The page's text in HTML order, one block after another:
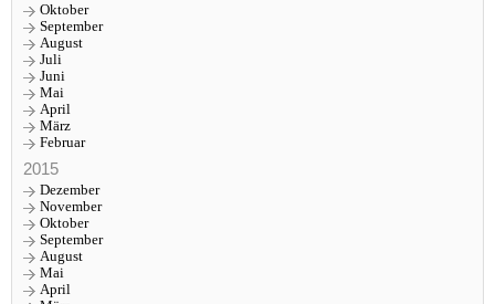
Oktober
September
August
Juli
Juni
Mai
April
März
Februar
2015
Dezember
November
Oktober
September
August
Mai
April